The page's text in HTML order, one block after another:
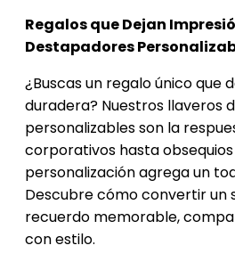
Regalos que Dejan
Destapadores
¿Buscas un regalo único que
duradera? Nuestros llaveros
personalizables son la
corporativos hasta
personalización agrega un
Descubre cómo convertir un
recuerdo memorable,
con estilo.